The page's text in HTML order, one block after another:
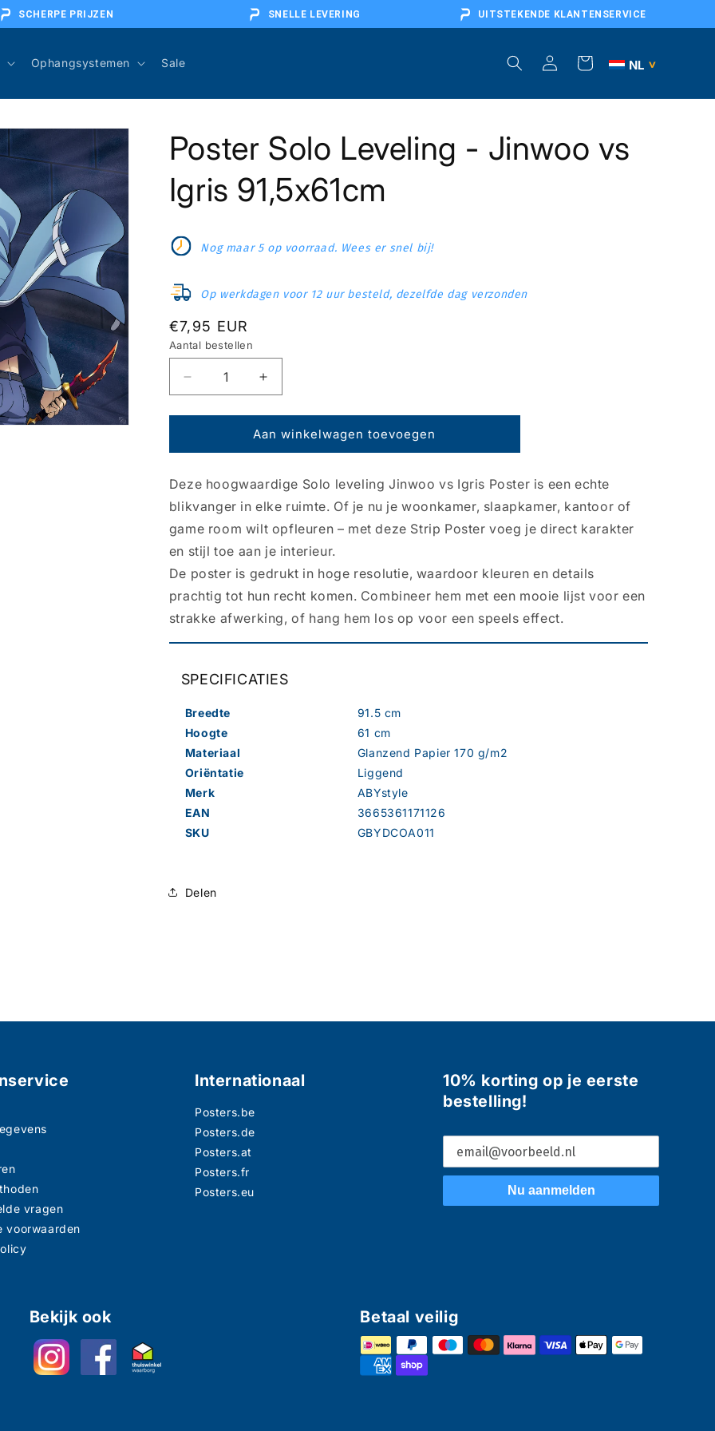
SCHERPE PRIJZEN SNELLE LEVERING UITSTEKENDE KLANTENSERVICE
Ophangsystemen Sale Inloggen
Winkelwagen NL >
BE
Poster Solo Leveling - Jinwoo vs
Igris 91,5x61cm
Nog maar 5 op voorraad. Wees er snel bij!
Op werkdagen voor 12 uur besteld, dezelfde dag verzonden
Normale
prijs
€7,95 EUR
Aantal bestellen
Aantal
verlagen
voor
Solo
-
Jinwoo
Igris
91,5x61cm
Aantal
verhogen
voor
Poster
Solo
-
Jinwoo
Igris
91,5x61cm
Aan winkelwagen toevoegen
Deze hoogwaardige Solo leveling Jinwoo vs Igris Poster is een echte
blikvanger in elke ruimte. Of je nu je woonkamer, slaapkamer, kantoor of
game room wilt opfleuren – met deze Strip Poster voeg je direct karakter
en stijl toe aan je interieur.
De poster is gedrukt in hoge resolutie, waardoor kleuren en details
prachtig tot hun recht komen. Combineer hem met een mooie lijst voor een
strakke afwerking, of hang hem los op voor een speels effect.
SPECIFICATIES
Breedte
91.5 cm
Hoogte
61 cm
Materiaal
Glanzend Papier 170 g/m2
Oriëntatie
Liggend
Merk
ABYstyle
EAN
3665361171126
SKU
GBYDCOA011
Delen
vragen
voorwaarden
Internationaal
Posters.be
Posters.de
Posters.at
Posters.fr
Posters.eu
10% korting op je eerste
bestelling!
Nu aanmelden
Bekijk ook Betaal veilig